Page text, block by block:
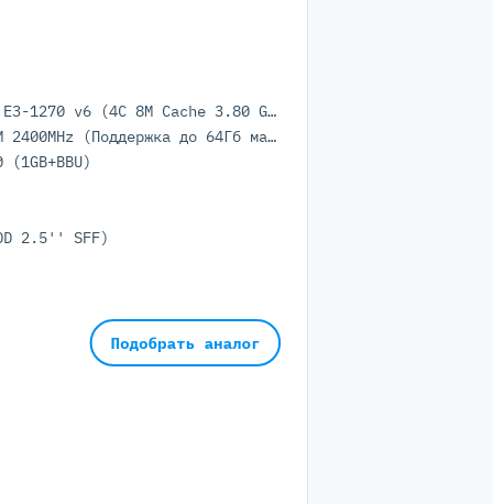
1x Intel Xeon E3-1270 v6 (4C 8M Cache 3.80 GHz)
8GB DDR4 UDIMM 2400MHz (Поддержка до 64Гб максимально, 4 UDIMM портов)
2.5'' SFF)
Подобрать аналог